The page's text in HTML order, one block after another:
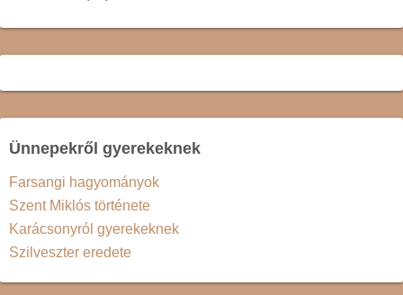
Ünnepekről gyerekeknek
Farsangi hagyományok
Szent Miklós története
Karácsonyról gyerekeknek
Szilveszter eredete